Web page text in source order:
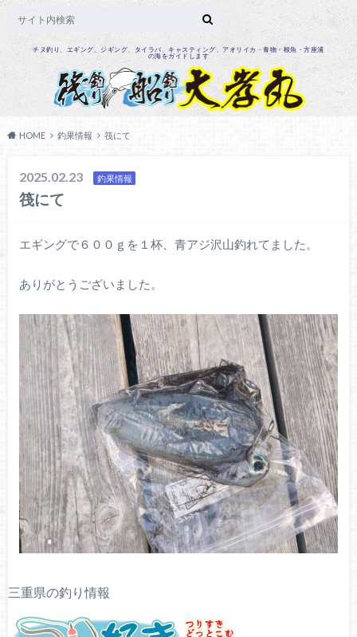
チヌ釣り、エギング、ジギング、タイラバ、キャスティング、アオリイカ・青物・根魚・方座浦
の海をガイドします
HOME 釣果情報 筏にて
2025.02.23 釣果情報
筏にて
エギングで６００ｇを１杯、青アジ沢山釣れてました。
ありがとうございました。
三重県の釣り情報